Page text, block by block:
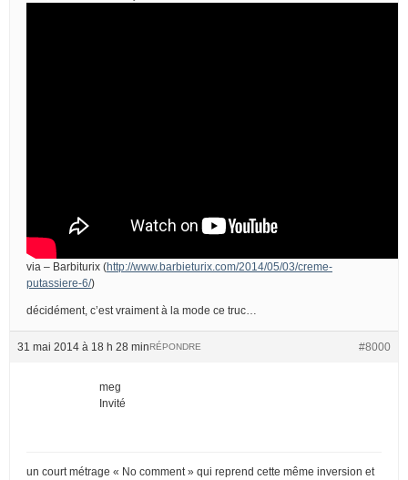
via – Barbiturix (http://www.barbieturix.com/2014/05/03/creme-
putassiere-6/)
décidément, c’est vraiment à la mode ce truc…
31 mai 2014 à 18 h 28 min #8000
RÉPONDRE
meg
Invité
un court métrage « No comment » qui reprend cette même inversion et